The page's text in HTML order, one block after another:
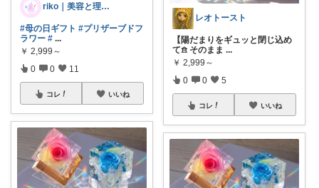
riko｜美容と理系兄弟と暮らすママ
#母の日ギフト #プリザーブドフ
ラワー # ...
￥ 2,999～
0 0 11
コレ いいね
レオトースト
【陽だまりをギュッと閉じ込め
て𖠿 そのまま ...
￥ 2,999～
0 0 5
コレ いいね